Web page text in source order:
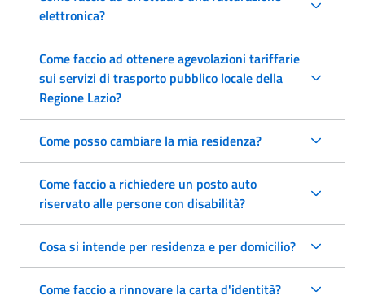
elettronica?
Come faccio ad ottenere agevolazioni tariffarie
sui servizi di trasporto pubblico locale della
Regione Lazio?
Come posso cambiare la mia residenza?
Come faccio a richiedere un posto auto
riservato alle persone con disabilità?
Cosa si intende per residenza e per domicilio?
Come faccio a rinnovare la carta d'identità?